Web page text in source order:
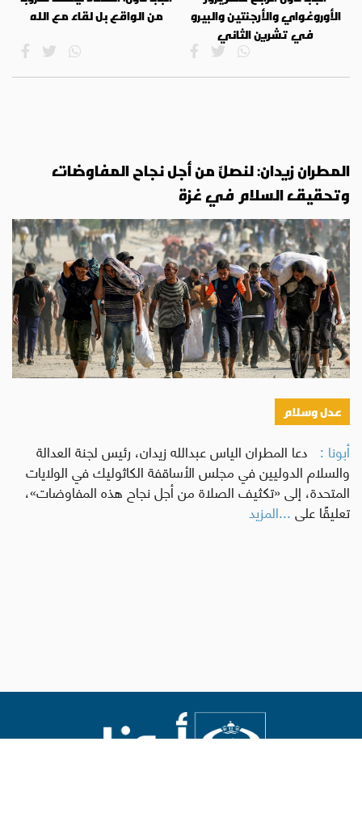
الأوروغواي والأرجنتين والبيرو
في تشرين الثاني
من الواقع بل لقاء مع الله
المطران زيدان: لنصلِّ من أجل نجاح المفاوضات
وتحقيق السلام في غزة
عدل وسلام
أبونا : دعا المطران الياس عبدالله زيدان، رئيس لجنة العدالة
والسلام الدوليين في مجلس الأساقفة الكاثوليك في الولايات
المتحدة، إلى «تكثيف الصلاة من أجل نجاح هذه المفاوضات»،
تعليقًا على...المزيد